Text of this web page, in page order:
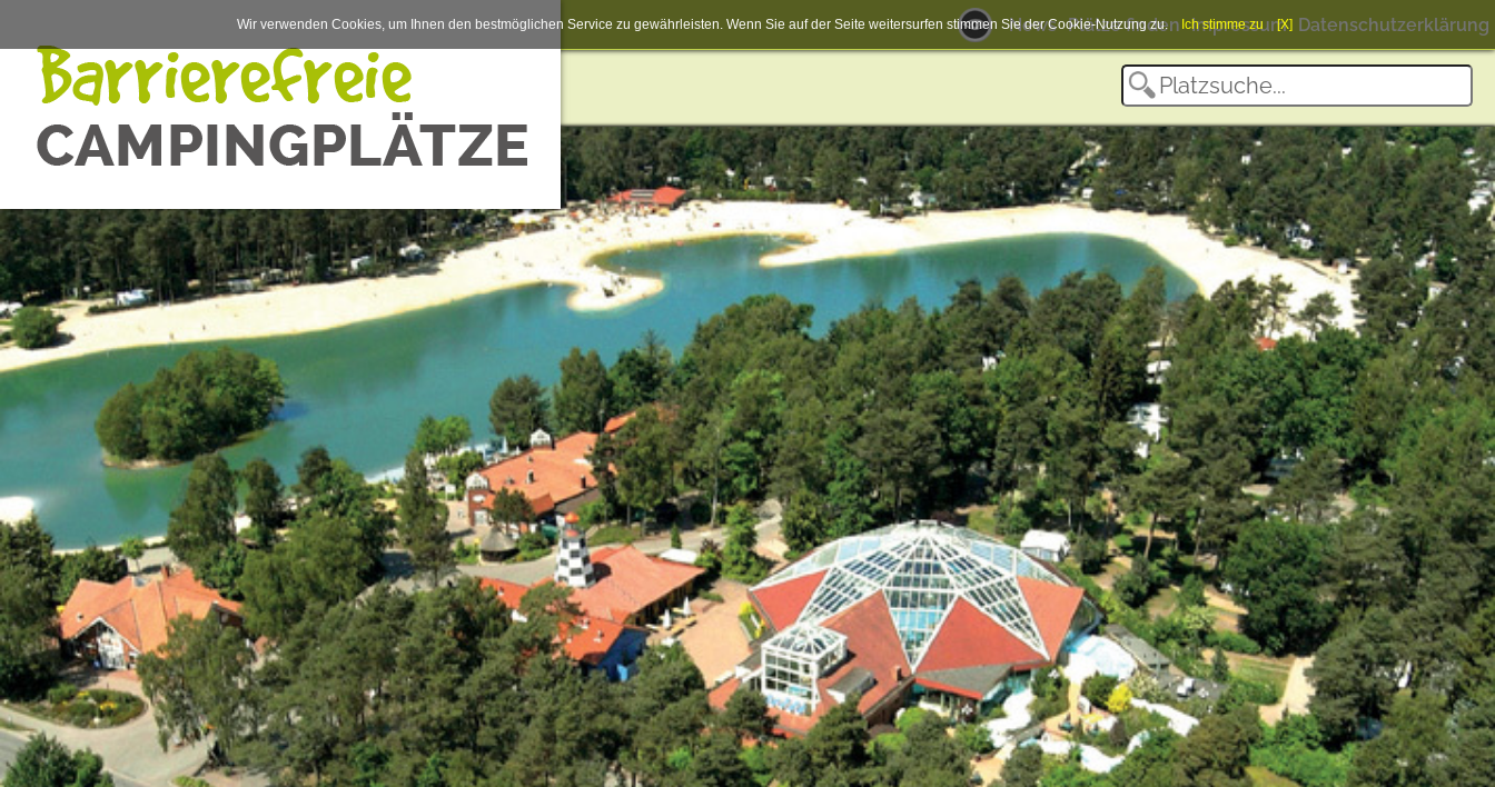
News Plätze finden Impressum Datenschutzerklärung
Wir verwenden Cookies, um Ihnen den bestmöglichen Service zu gewährleisten. Wenn Sie auf der Seite weitersurfen stimmen Sie der Cookie-Nutzung zu. Ich stimme zu [X]